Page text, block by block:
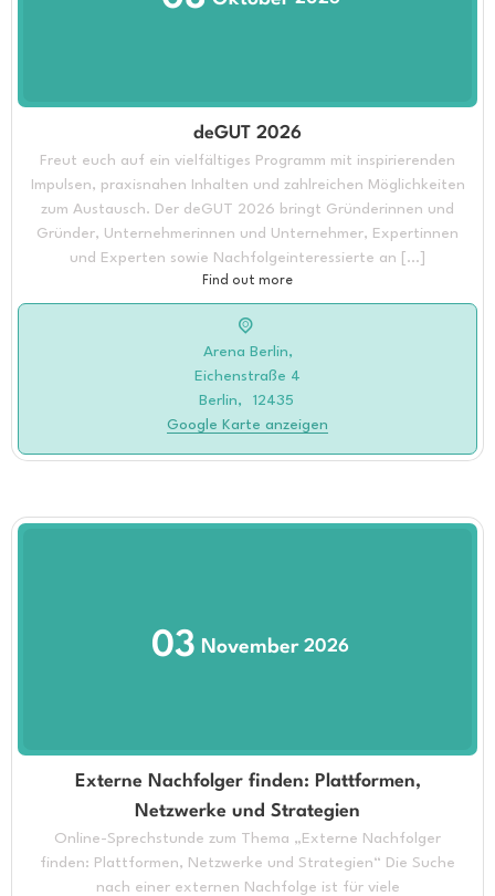
deGUT 2026
Freut euch auf ein vielfältiges Programm mit inspirierenden
Impulsen, praxisnahen Inhalten und zahlreichen Möglichkeiten
zum Austausch. Der deGUT 2026 bringt Gründerinnen und
Gründer, Unternehmerinnen und Unternehmer, Expertinnen
und Experten sowie Nachfolgeinteressierte an […]
Find out more
Arena Berlin,
Eichenstraße 4
Berlin,
12435
Google Karte anzeigen
03 November 2026
Externe Nachfolger finden: Plattformen,
Netzwerke und Strategien
Online-Sprechstunde zum Thema „Externe Nachfolger
finden: Plattformen, Netzwerke und Strategien“ Die Suche
nach einer externen Nachfolge ist für viele